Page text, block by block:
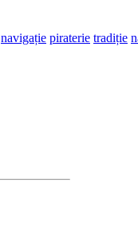
navigație piraterie tradiție